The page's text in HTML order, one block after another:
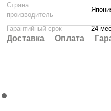
Страна
производитель
Гарантийный срок 24
Доставка Оплата